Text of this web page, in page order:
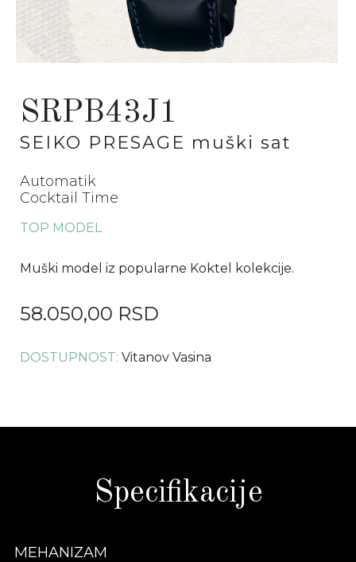
SRPB43J1
SEIKO PRESAGE muški sat
Automatik
Cocktail Time
TOP MODEL
Muški model iz popularne Koktel kolekcije.
58.050,00 RSD
DOSTUPNOST: Vitanov Vasina
Specifikacije
MEHANIZAM